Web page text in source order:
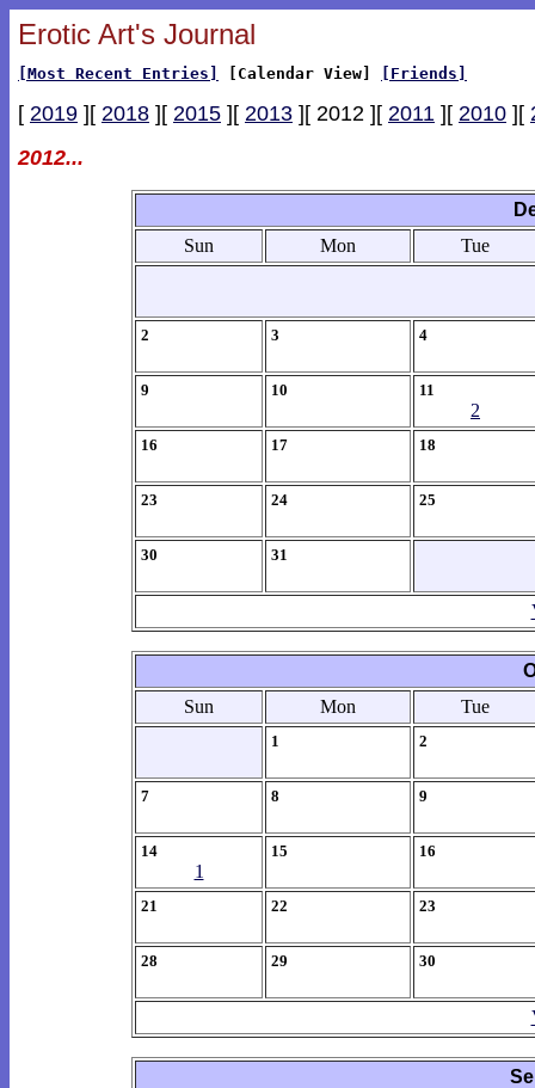
Erotic Art's Journal
[Most Recent Entries] [Calendar View] [Friends]
[ 2019 ][ 2018 ][ 2015 ][ 2013 ][ 2012 ][ 2011 ][ 2010 ][
2012...
Sun
Mon Tue
2 3 4
9 10 11
2
16 17 18
23 24 25
30 31
Sun
Mon Tue
1 2
7 8 9
14
1
15 16
21 22 23
28 29 30